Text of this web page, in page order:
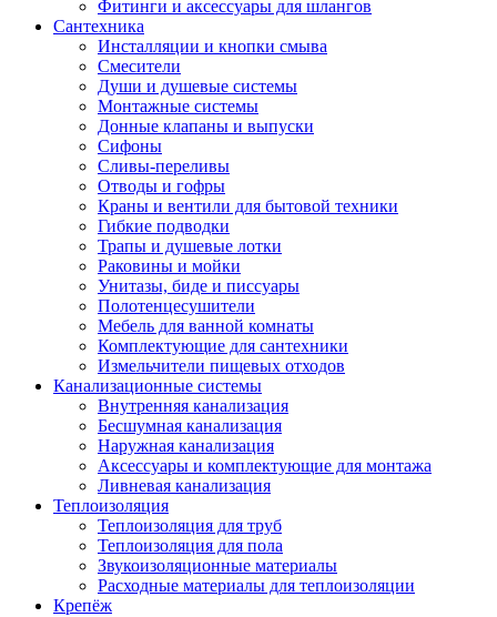
Фитинги и аксессуары для шлангов
Сантехника
Инсталляции и кнопки смыва
Смесители
Души и душевые системы
Монтажные системы
Донные клапаны и выпуски
Сифоны
Сливы-переливы
Отводы и гофры
Краны и вентили для бытовой техники
Гибкие подводки
Трапы и душевые лотки
Раковины и мойки
Унитазы, биде и писсуары
Полотенцесушители
Мебель для ванной комнаты
Комплектующие для сантехники
Измельчители пищевых отходов
Канализационные системы
Внутренняя канализация
Бесшумная канализация
Наружная канализация
Аксессуары и комплектующие для монтажа
Ливневая канализация
Теплоизоляция
Теплоизоляция для труб
Теплоизоляция для пола
Звукоизоляционные материалы
Расходные материалы для теплоизоляции
Крепёж